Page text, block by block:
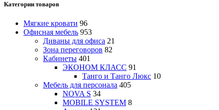
Категории товаров
Мягкие кровати 96
Офисная мебель 953
Диваны для офиса 21
Зона переговоров 82
Кабинеты 401
ЭКОНОМ КЛАСС 91
Танго и Танго Люкс 10
Мебель для персонала 405
NOVA S 34
MOBILE SYSTEM 8